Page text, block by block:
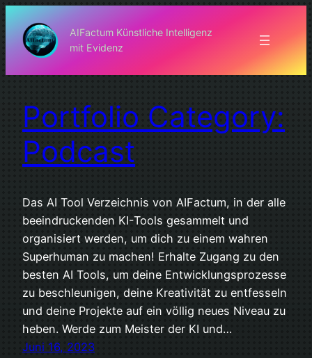
Inhalt
springen
AIFactum Künstliche Intelligenz
mit Evidenz
Portfolio Category:
Podcast
Das AI Tool Verzeichnis von AIFactum, in der alle
beeindruckenden KI-Tools gesammelt und
organisiert werden, um dich zu einem wahren
Superhuman zu machen! Erhalte Zugang zu den
besten AI Tools, um deine Entwicklungsprozesse
zu beschleunigen, deine Kreativität zu entfesseln
und deine Projekte auf ein völlig neues Niveau zu
heben. Werde zum Meister der KI und…
Juni 16, 2023